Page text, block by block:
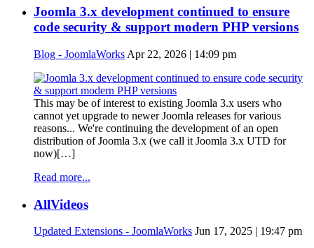
Joomla 3.x development continued to ensure
code security & support modern PHP versions
Blog - JoomlaWorks Apr 22, 2026 | 14:09 pm
This may be of interest to existing Joomla 3.x users who
cannot yet upgrade to newer Joomla releases for various
reasons... We're continuing the development of an open
distribution of Joomla 3.x (we call it Joomla 3.x UTD for
now)[…]
Read more...
AllVideos
Updated Extensions - JoomlaWorks Jun 17, 2025 | 19:47 pm